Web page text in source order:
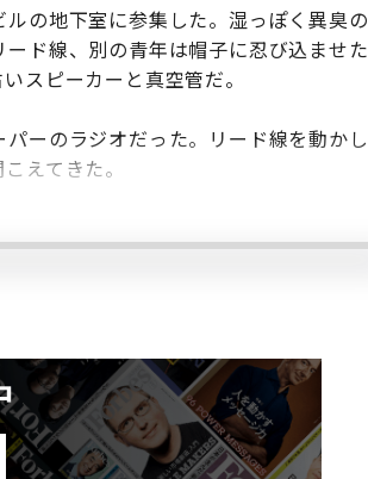
の地下室に参集した。湿っぽく異臭の
ド線、別の青年は帽子に忍び込ませた
スピーカーと真空管だ。
ーのラジオだった。リード線を動かし
えてきた。